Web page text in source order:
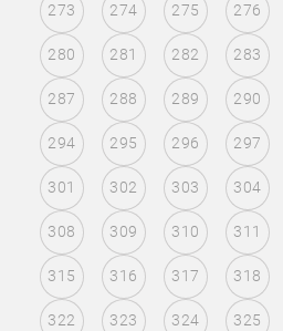
273 274 275 276
280 281 282 283
287 288 289 290
294 295 296 297
301 302 303 304
308 309 310 311
315 316 317 318
322 323 324 325